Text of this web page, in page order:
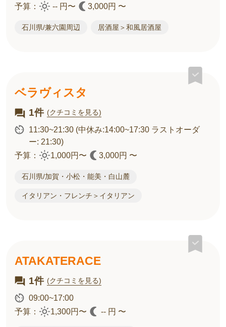
予算：
-- 円〜 3,000円 〜
石川県/兼六園周辺 居酒屋＞和風居酒屋
ベラヴィスタ
1件 (クチコミを見る)
11:30~21:30 (中休み:14:00~17:30 ラストオーダ
ー: 21:30)
予算：
1,000円〜 3,000円 〜
石川県/加賀・小松・能美・白山麓
イタリアン・フレンチ＞イタリアン
ATAKATERACE
1件 (クチコミを見る)
09:00~17:00
予算：
1,300円〜 -- 円 〜